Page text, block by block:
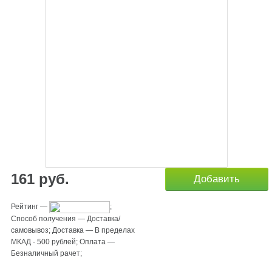
161 руб.
Рейтинг —
;
Способ получения — Доставка/
самовывоз; Доставка — В пределах
МКАД - 500 рублей; Оплата —
Безналичный рачет;
Добавить